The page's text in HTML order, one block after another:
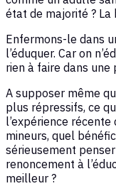
état de majorité ? La
Enfermons-le dans
l’éduquer. Car on
rien à faire dans une
A supposer même
plus répressifs, ce
l’expérience
mineurs, quel
sérieusement
renoncement à
meilleur ?